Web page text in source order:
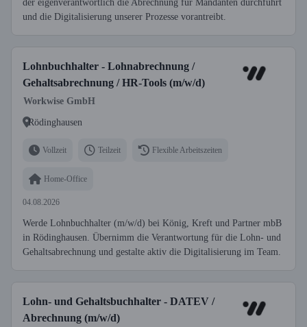
der eigenverantwortlich die Abrechnung für Mandanten durchführt
und die Digitalisierung unserer Prozesse vorantreibt.
Lohnbuchhalter - Lohnabrechnung /
Gehaltsabrechnung / HR-Tools (m/w/d)
Workwise GmbH
Rödinghausen
Vollzeit Teilzeit Flexible Arbeitszeiten
Home-Office
04.08.2026
Werde Lohnbuchhalter (m/w/d) bei König, Kreft und Partner mbB
in Rödinghausen. Übernimm die Verantwortung für die Lohn- und
Gehaltsabrechnung und gestalte aktiv die Digitalisierung im Team.
Lohn- und Gehaltsbuchhalter - DATEV /
Abrechnung (m/w/d)